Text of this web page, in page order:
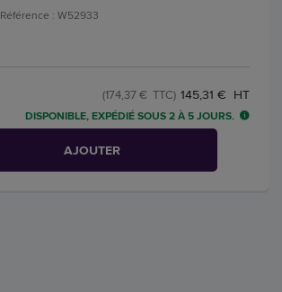
Référence : W52933
145,31 € HT
(174,37 € TTC)
DISPONIBLE, EXPÉDIÉ SOUS 2 À 5 JOURS.
AJOUTER